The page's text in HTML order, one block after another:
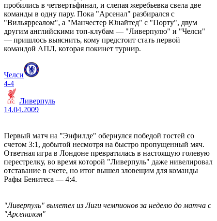
пробились в четвертьфинал, и слепая жеребьевка свела две
команды в одну пару. Пока "Арсенал" разбирался с
"Вильярреалом", а "Манчестер Юнайтед" с "Порту", двум
другим английскими топ-клубам — "Ливерпулю" и "Челси"
— пришлось выяснить, кому предстоит стать первой
командой АПЛ, которая покинет турнир.
Челси
4-4
Ливерпуль
14.04.2009
Первый матч на "Энфилде" обернулся победой гостей со
счетом 3:1, добытой несмотря на быстро пропущенный мяч.
Ответная игра в Лондоне превратилась в настоящую голевую
перестрелку, во время которой "Ливерпуль" даже нивелировал
отставание в счете, но итог вышел зловещим для команды
Рафы Бенитеса — 4:4.
"Ливерпуль" вылетел из Лиги чемпионов за неделю до матча с
"Арсеналом"